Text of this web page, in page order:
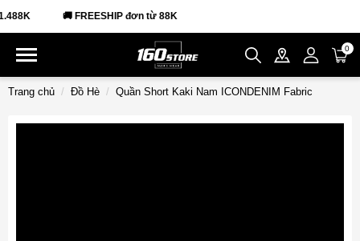
🚚 FREESHIP đơn từ 88K
0
Trang chủ Đồ Hè Quần Short Kaki Nam ICONDENIM Fabric